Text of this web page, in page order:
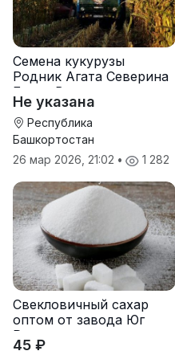
Семена кукурузы
Родник Агата Северина
Берта Вилора
Прохладненский Дарина
Росс Машук Катерина
Не указана
Республика
Башкортостан
26 мар 2026, 21:02 • 1 282
Свекловичный сахар
оптом от завода Юг
Руси
45 ₽